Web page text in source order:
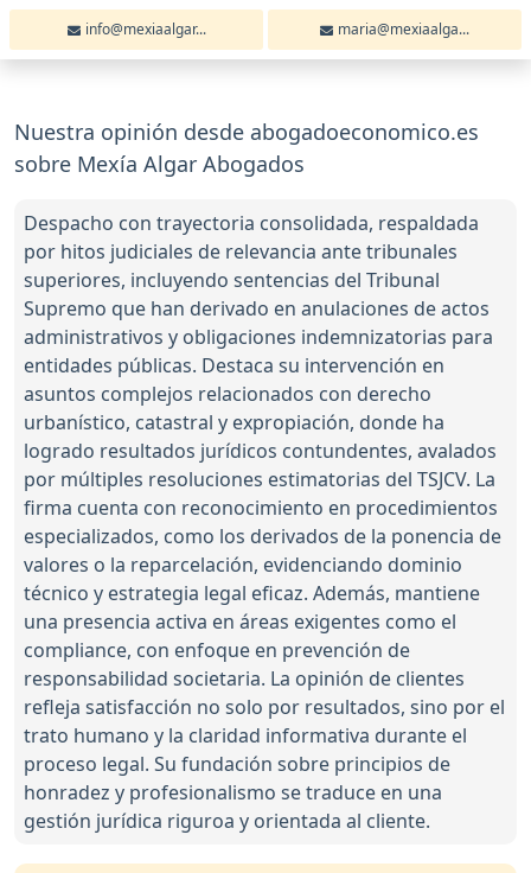
info@mexiaalgar... maria@mexiaalga...
Nuestra opinión desde abogadoeconomico.es
sobre Mexía Algar Abogados
Despacho con trayectoria consolidada, respaldada
por hitos judiciales de relevancia ante tribunales
superiores, incluyendo sentencias del Tribunal
Supremo que han derivado en anulaciones de actos
administrativos y obligaciones indemnizatorias para
entidades públicas. Destaca su intervención en
asuntos complejos relacionados con derecho
urbanístico, catastral y expropiación, donde ha
logrado resultados jurídicos contundentes, avalados
por múltiples resoluciones estimatorias del TSJCV. La
firma cuenta con reconocimiento en procedimientos
especializados, como los derivados de la ponencia de
valores o la reparcelación, evidenciando dominio
técnico y estrategia legal eficaz. Además, mantiene
una presencia activa en áreas exigentes como el
compliance, con enfoque en prevención de
responsabilidad societaria. La opinión de clientes
refleja satisfacción no solo por resultados, sino por el
trato humano y la claridad informativa durante el
proceso legal. Su fundación sobre principios de
honradez y profesionalismo se traduce en una
gestión jurídica riguroa y orientada al cliente.